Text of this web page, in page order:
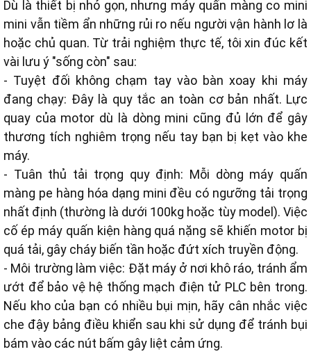
Dù là thiết bị nhỏ gọn, nhưng máy quấn màng co mini
mini vẫn tiềm ẩn những rủi ro nếu người vận hành lơ là
hoặc chủ quan. Từ trải nghiệm thực tế, tôi xin đúc kết
vài lưu ý "sống còn" sau:
- Tuyệt đối không chạm tay vào bàn xoay khi máy
đang chạy: Đây là quy tắc an toàn cơ bản nhất. Lực
quay của motor dù là dòng mini cũng đủ lớn để gây
thương tích nghiêm trọng nếu tay bạn bị kẹt vào khe
máy.
- Tuân thủ tải trọng quy định: Mỗi dòng máy quấn
màng pe hàng hóa dạng mini đều có ngưỡng tải trọng
nhất định (thường là dưới 100kg hoặc tùy model). Việc
cố ép máy quấn kiện hàng quá nặng sẽ khiến motor bị
quá tải, gây cháy biến tần hoặc đứt xích truyền động.
- Môi trường làm việc: Đặt máy ở nơi khô ráo, tránh ẩm
ướt để bảo vệ hệ thống mạch điện tử PLC bên trong.
Nếu kho của bạn có nhiều bụi mịn, hãy cân nhắc việc
che đậy bảng điều khiển sau khi sử dụng để tránh bụi
bám vào các nút bấm gây liệt cảm ứng.